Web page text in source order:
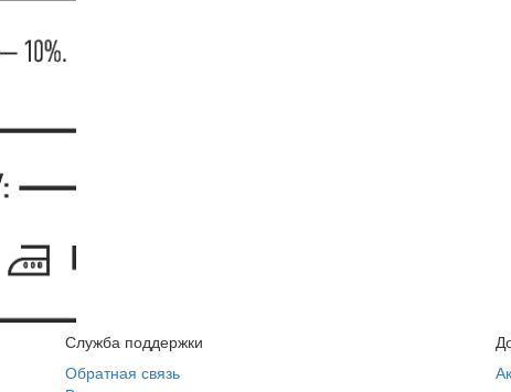
Служба поддержки
Обратная связь